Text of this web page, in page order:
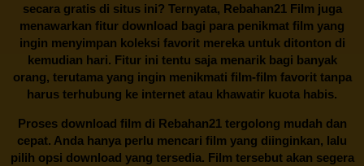
secara gratis di situs ini? Ternyata, Rebahan21 Film juga
menawarkan fitur download bagi para penikmat film yang
ingin menyimpan koleksi favorit mereka untuk ditonton di
kemudian hari. Fitur ini tentu saja menarik bagi banyak
orang, terutama yang ingin menikmati film-film favorit tanpa
harus terhubung ke internet atau khawatir kuota habis.
Proses download film di Rebahan21tergolong mudah dan
cepat. Anda hanya perlu mencari film yang diinginkan, lalu
pilih opsi download yang tersedia. Film tersebut akan segera